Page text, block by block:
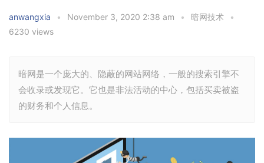
anwangxia • November 3, 2020 2:38 am • 暗网技术
•
6230 views
暗网是一个庞大的、隐蔽的网站网络，一般的搜索引擎不
会收录或发现它。它也是非法活动的中心，包括买卖被盗
的财务和个人信息。